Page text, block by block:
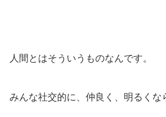
人間とはそういうものなんです。
みんな社交的に、仲良く、明るくな